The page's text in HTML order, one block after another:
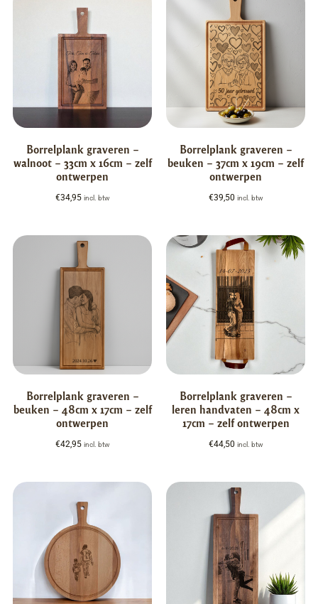
Borrelplank graveren –
walnoot – 33cm x 16cm – zelf
ontwerpen
€34,95 incl. btw
Borrelplank graveren –
beuken – 37cm x 19cm – zelf
ontwerpen
€39,50 incl. btw
Borrelplank graveren –
beuken – 48cm x 17cm – zelf
ontwerpen
€42,95 incl. btw
Borrelplank graveren –
leren handvaten – 48cm x
17cm – zelf ontwerpen
€44,50 incl. btw